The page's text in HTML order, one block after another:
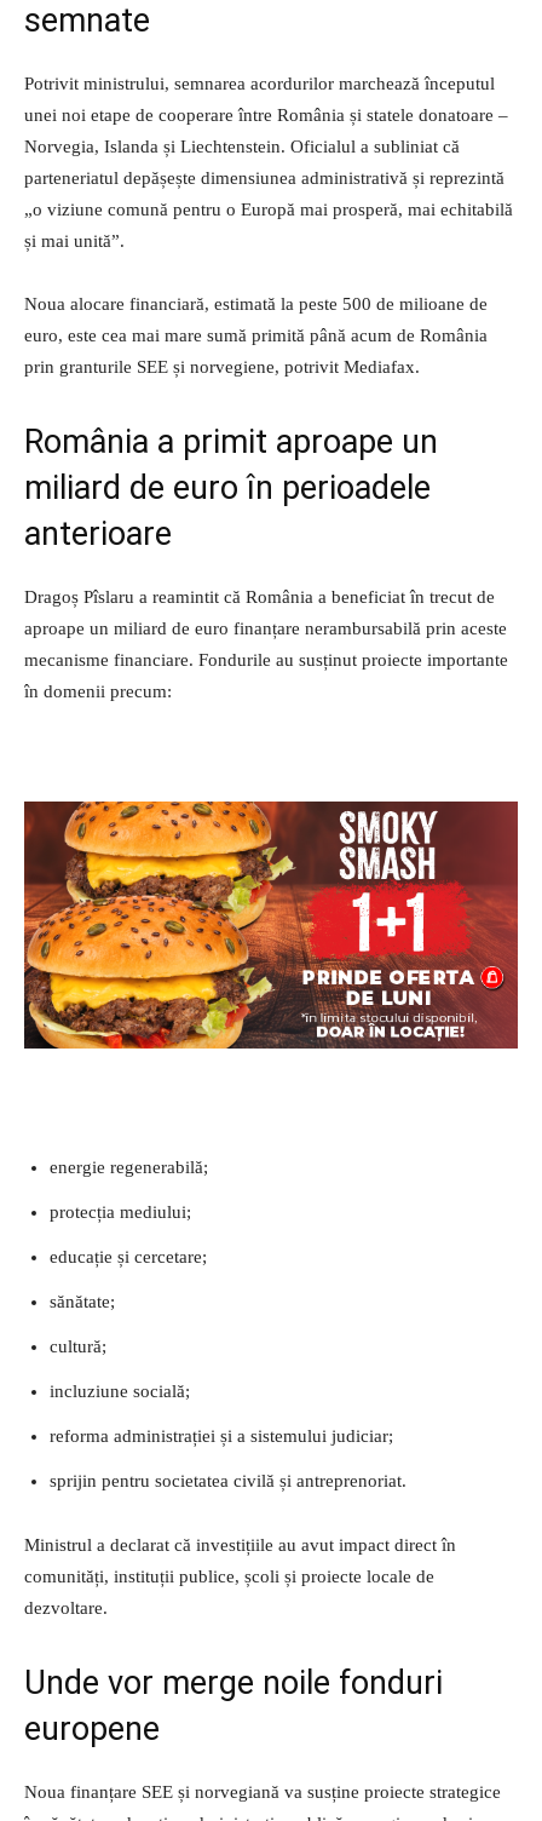
semnate
Potrivit ministrului, semnarea acordurilor marchează începutul
unei noi etape de cooperare între România și statele donatoare –
Norvegia, Islanda și Liechtenstein. Oficialul a subliniat că
parteneriatul depășește dimensiunea administrativă și reprezintă
„o viziune comună pentru o Europă mai prosperă, mai echitabilă
și mai unită”.
Noua alocare financiară, estimată la peste 500 de milioane de
euro, este cea mai mare sumă primită până acum de România
prin granturile SEE și norvegiene, potrivit Mediafax.
România a primit aproape un
miliard de euro în perioadele
anterioare
Dragoș Pîslaru a reamintit că România a beneficiat în trecut de
aproape un miliard de euro finanțare nerambursabilă prin aceste
mecanisme financiare. Fondurile au susținut proiecte importante
în domenii precum:
energie regenerabilă;
protecția mediului;
educație și cercetare;
sănătate;
cultură;
incluziune socială;
reforma administrației și a sistemului judiciar;
sprijin pentru societatea civilă și antreprenoriat.
Ministrul a declarat că investițiile au avut impact direct în
comunități, instituții publice, școli și proiecte locale de
dezvoltare.
Unde vor merge noile fonduri
europene
Noua finanțare SEE și norvegiană va susține proiecte strategice